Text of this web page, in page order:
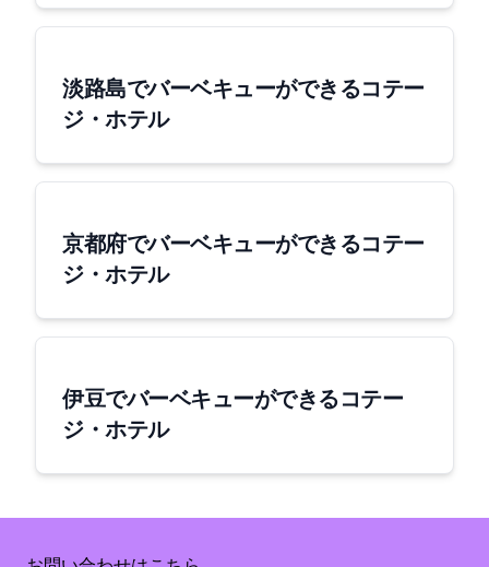
淡路島でバーベキューができるコテー
ジ・ホテル
京都府でバーベキューができるコテー
ジ・ホテル
伊豆でバーベキューができるコテー
ジ・ホテル